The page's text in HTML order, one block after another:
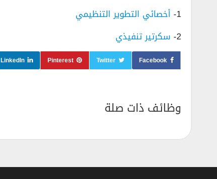
1- أخصائي التطوير التنظيمي
2- سكرتير تنفيذي
Facebook
Twitter
Pinterest
LinkedIn
وظائف ذات صلة